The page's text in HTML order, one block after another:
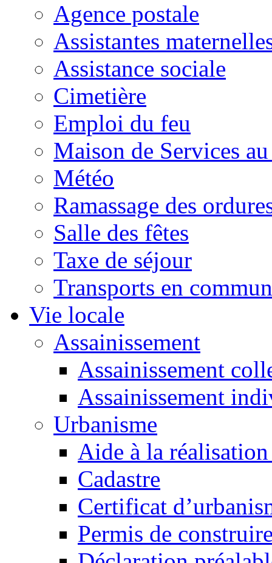
Agence postale
Assistantes
Assistance sociale
Cimetière
Emploi du feu
Maison de Services
Météo
Ramassage des
Salle des fêtes
Taxe de séjour
Transports en commun
Vie locale
Assainissement
Assainissement
Assainissement
Urbanisme
Aide à la réalisation
Cadastre
Certificat
Permis de